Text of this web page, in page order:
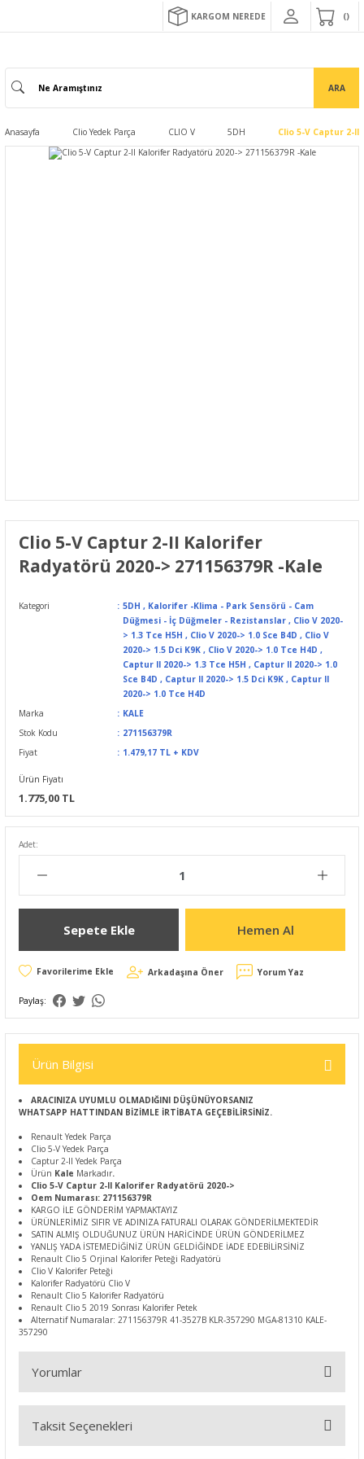
KARGOM NEREDE
ARA
Anasayfa Clio Yedek Parça CLIO V 5DH Clio 5-V Captur 2-II
Clio 5-V Captur 2-II Kalorifer
Radyatörü 2020-> 271156379R -Kale
Kategori 5DH , Kalorifer -Klima - Park Sensörü - Cam
Düğmesi - İç Düğmeler - Rezistanslar , Clio V 2020-
> 1.3 Tce H5H , Clio V 2020-> 1.0 Sce B4D , Clio V
2020-> 1.5 Dci K9K , Clio V 2020-> 1.0 Tce H4D ,
Captur II 2020-> 1.3 Tce H5H , Captur II 2020-> 1.0
Sce B4D , Captur II 2020-> 1.5 Dci K9K , Captur II
2020-> 1.0 Tce H4D
Marka
KALE
Stok Kodu
271156379R
Fiyat
1.479,17 TL + KDV
Ürün Fiyatı
1.775,00 TL
Adet:
Sepete Ekle Hemen Al
Arkadaşına Öner Yorum Yaz
Paylaş:
Ürün Bilgisi
ARACINIZA UYUMLU OLMADIĞINI DÜŞÜNÜYORSANIZ
WHATSAPP HATTINDAN BİZİMLE İRTİBATA GEÇEBİLİRSİNİZ.
Renault Yedek Parça
Clio 5-V Yedek Parça
Captur 2-II Yedek Parça
Ürün Kale Markadır.
Clio 5-V Captur 2-II Kalorifer Radyatörü 2020->
Oem Numarası: 271156379R
KARGO İLE GÖNDERİM YAPMAKTAYIZ
ÜRÜNLERİMİZ SIFIR VE ADINIZA FATURALI OLARAK GÖNDERİLMEKTEDİR
SATIN ALMIŞ OLDUĞUNUZ ÜRÜN HARİCİNDE ÜRÜN GÖNDERİLMEZ
YANLIŞ YADA İSTEMEDİĞİNİZ ÜRÜN GELDİĞİNDE İADE EDEBİLİRSİNİZ
Renault Clio 5 Orjinal Kalorifer Peteği Radyatörü
Clio V Kalorifer Peteği
Kalorifer Radyatörü Clio V
Renault Clio 5 Kalorifer Radyatörü
Renault Clio 5 2019 Sonrası Kalorifer Petek
Alternatif Numaralar: 271156379R 41-3527B KLR-357290 MGA-81310 KALE-
357290
Yorumlar
Bu ürüne ilk yorumu siz yapın!
Taksit Seçenekleri